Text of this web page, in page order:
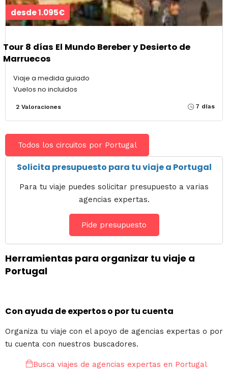
desde 1.095€
Tour 8 días El Mundo Bereber y Desierto de
Marruecos
Viaje a medida guiado
Vuelos no incluidos
2 Valoraciones 7 días
Todos los circuitos por Portugal
Solicita presupuesto para tu viaje a Portugal
Para tu viaje puedes solicitar presupuesto a varias
agencias expertas.
Pide presupuesto
Herramientas para organizar tu viaje a
Portugal
Con ayuda de expertos o por tu cuenta
Organiza tu viaje con el apoyo de agencias expertas o por
tu cuenta con nuestros buscadores.
Busca viajes de agencias expertas en Portugal